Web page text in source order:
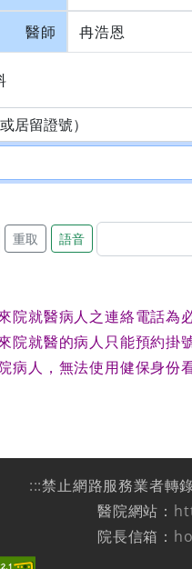
醫師 冉浩恩
重取 語音
院就醫病人之連絡電話為
院就醫的病人只能預約掛
病人，無法使用健保身份
:::禁止網路服務業者轉
醫院網站：
院長信箱：